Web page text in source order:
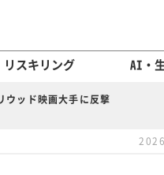
リスキリング AI・
ウッド映画大手に反撃